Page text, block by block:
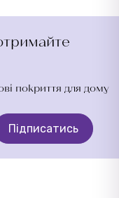
покриття для дому
Підписатись